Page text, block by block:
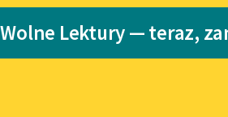
Lektury — teraz,